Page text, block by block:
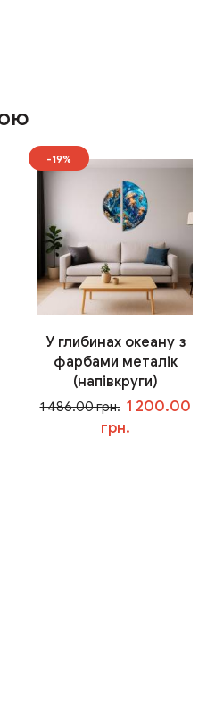
-19%
У глибинах океану з
фарбами металік
(напівкруги)
1 486.00 грн. 1 200.00
грн.